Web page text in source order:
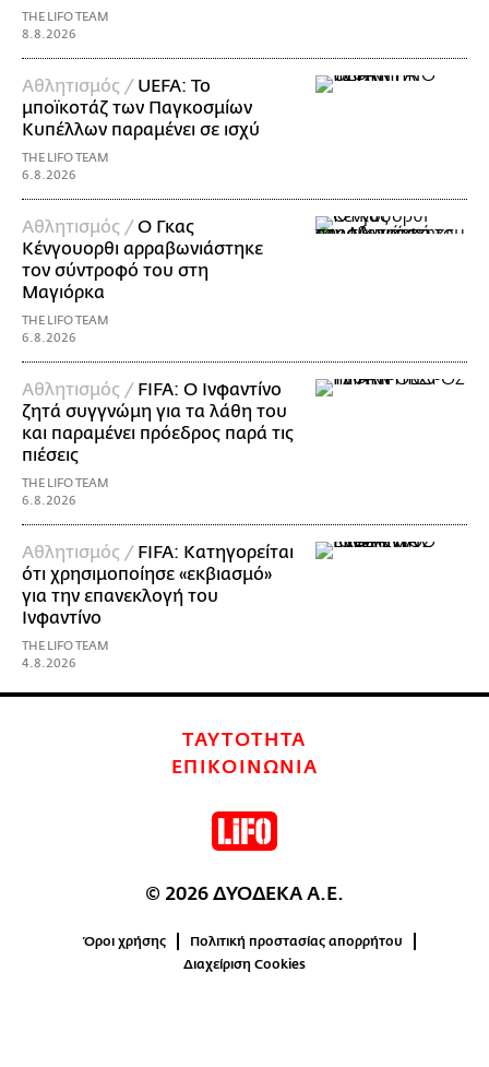
THE LIFO TEAM
8.8.2026
Αθλητισμός / UEFA: Το
μποϊκοτάζ των Παγκοσμίων
Κυπέλλων παραμένει σε ισχύ
THE LIFO TEAM
6.8.2026
Αθλητισμός /Ο Γκας
Κένγουορθι αρραβωνιάστηκε
τον σύντροφό του στη
Μαγιόρκα
THE LIFO TEAM
6.8.2026
Αθλητισμός / FIFA: Ο Ινφαντίνο
ζητά συγγνώμη για τα λάθη του
και παραμένει πρόεδρος παρά τις
πιέσεις
THE LIFO TEAM
6.8.2026
Αθλητισμός / FIFA: Κατηγορείται
ότι χρησιμοποίησε «εκβιασμό»
για την επανεκλογή του
Ινφαντίνο
THE LIFO TEAM
4.8.2026
ΤΑΥΤΟΤΗΤΑ
ΕΠΙΚΟΙΝΩΝΙΑ
© 2026 ΔΥΟΔΕΚΑ Α.Ε.
Όροι χρήσης
Πολιτική προστασίας απορρήτου
Διαχείριση Cookies